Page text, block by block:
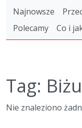
Najnowsze
Polecamy
Co i
Tag:
Nie znaleziono